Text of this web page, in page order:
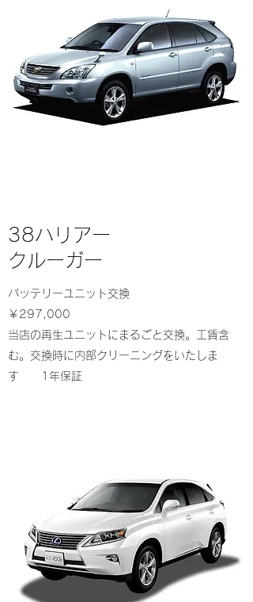
38ハリアー
​クルーガー
バッテリーユニット交換
￥297,000
当店の再生ユニットにまるごと交換。工賃含
む。交換時に内部クリーニングをいたしま
す 1年保証